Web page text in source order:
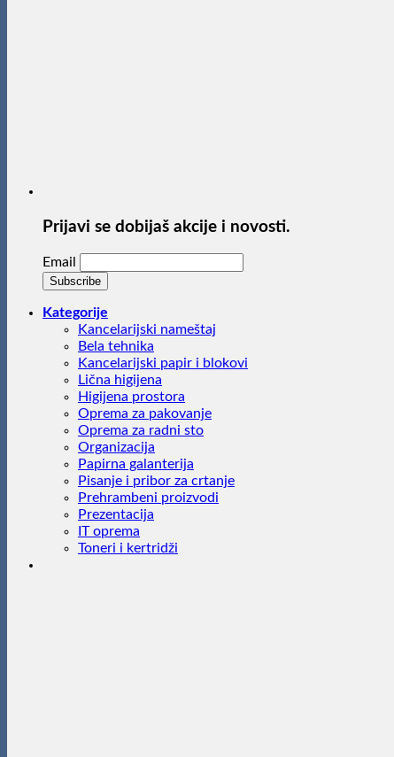
Prijavi se dobijaš akcije i novosti.
Email
Kategorije
Kancelarijski nameštaj
Bela tehnika
Kancelarijski papir i blokovi
Lična higijena
Higijena prostora
Oprema za pakovanje
Oprema za radni sto
Organizacija
Papirna galanterija
Pisanje i pribor za crtanje
Prehrambeni proizvodi
Prezentacija
IT oprema
Toneri i kertridži